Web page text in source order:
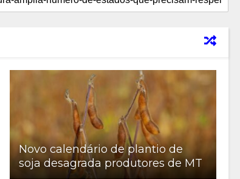
Novo calendário de plantio de
soja desagrada produtores de MT